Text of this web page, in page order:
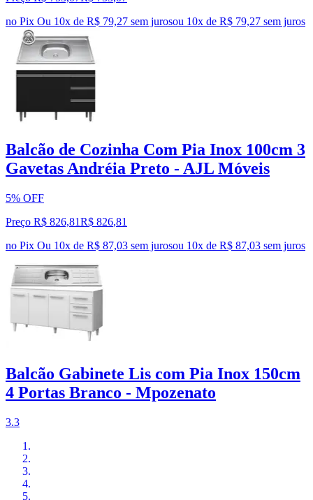
no Pix Ou 10x de R$ 79,27 sem jurosou 10x de R$ 79,27 sem juros
Balcão de Cozinha Com Pia Inox 100cm 3
Gavetas Andréia Preto - AJL Móveis
5% OFF
Preço R$ 826,81R$ 826,81
no Pix Ou 10x de R$ 87,03 sem jurosou 10x de R$ 87,03 sem juros
Balcão Gabinete Lis com Pia Inox 150cm
4 Portas Branco - Mpozenato
3.3